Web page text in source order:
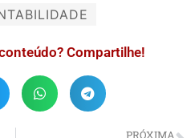
Compartilhe!
PRÓXIMA